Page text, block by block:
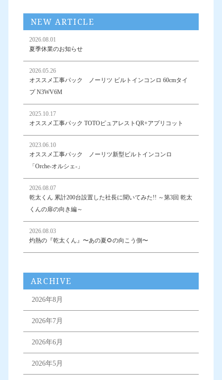
NEW ARTICLE
2026.08.01
夏季休業のお知らせ
2026.05.26
オススメ工事パック ノーリツ ビルトインコンロ 60cmタイ
プ N3WV6M
2025.10.17
オススメ工事パック TOTOピュアレストQR+アプリコット
2023.06.10
オススメ工事パック ノーリツ新型ビルトインコンロ
「Orche-オルシェ-」
2026.08.07
乾太くん 累計200台設置した社長に聞いてみた!! ～第3回 乾太
くんの扉の向き編～
2026.08.03
灼熱の『乾太くん』〜あの夏🌻の向こう側〜
ARCHIVE
2026年8月
2026年7月
2026年6月
2026年5月